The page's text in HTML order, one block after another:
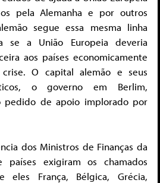
pela Alemanha e por outros
segue essa mesma linha
se a União Europeia deveria
aos países economicamente
O capital alemão e seus
o governo em Berlim,
pedido de apoio implorado por
dos Ministros de Finanças da
países exigiram os chamados
eles França, Bélgica, Grécia,